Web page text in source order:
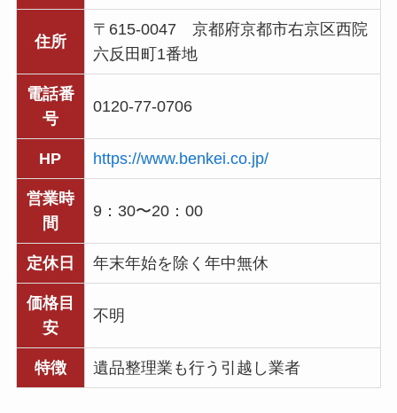
住所
〒615-0047 京都府京都市右京区西院
六反田町1番地
電話番
号
0120-77-0706
HP https://www.benkei.co.jp/
営業時
間
9：30〜20：00
定休日 年末年始を除く年中無休
価格目
安
不明
特徴 遺品整理業も行う引越し業者